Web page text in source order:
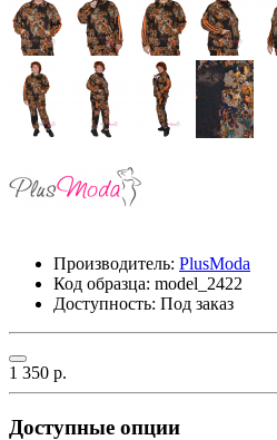
Производитель: PlusModa
Код образца: model_2422
Доступность: Под заказ
1 350 р.
Доступные опции